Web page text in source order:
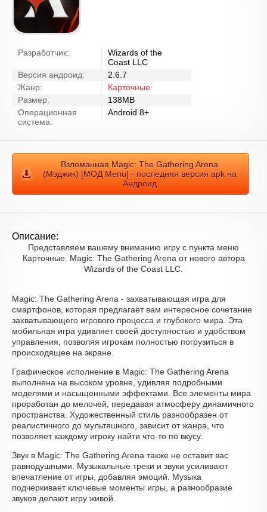
Разработчик:
Wizards of the
Coast LLC
Версия андроид:
2.6.7
Жанр:
Карточные
Размер:
138MB
Операционная
система:
Android 8+
Взломанная Magic: The Gathering Arena
(Мэджик) [МОД Menu] - последняя версия apk на
Андроид
Описание:
Представляем вашему вниманию игру с пункта меню
Карточные. Magic: The Gathering Arena от нового автора
Wizards of the Coast LLC.
Magic: The Gathering Arena - захватывающая игра для
смартфонов, которая предлагает вам интересное сочетание
захватывающего игрового процесса и глубокого мира. Эта
мобильная игра удивляет своей доступностью и удобством
управления, позволяя игрокам полностью погрузиться в
происходящее на экране.
Графическое исполнение в Magic: The Gathering Arena
выполнена на высоком уровне, удивляя подробными
моделями и насыщенными эффектами. Все элементы мира
проработан до мелочей, передавая атмосферу динамичного
пространства. Художественный стиль разнообразен от
реалистичного до мультяшного, зависит от жанра, что
позволяет каждому игроку найти что-то по вкусу.
Звук в Magic: The Gathering Arena также не оставит вас
равнодушными. Музыкальные треки и звуки усиливают
впечатление от игры, добавляя эмоций. Музыка
подчеркивает ключевые моменты игры, а разнообразие
звуков делают игру живой.